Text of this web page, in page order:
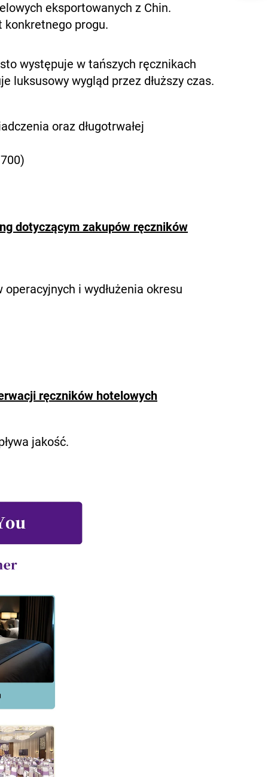
eksportowanych z Chin.
konkretnego progu.
występuje w tańszych ręcznikach
luksusowy wygląd przez dłuższy czas.
oraz długotrwałej
dotyczącym zakupów ręczników
i wydłużenia okresu
ręczników hotelowych
jakość.